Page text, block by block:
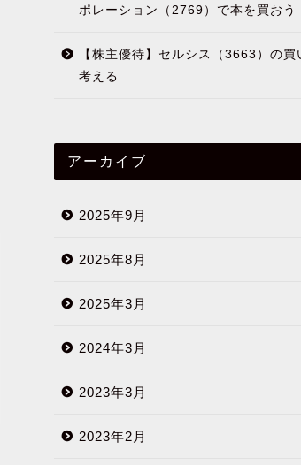
ポレーション（2769）で本を買おう
【株主優待】セルシス（3663）の買
考える
アーカイブ
2025年9月
2025年8月
2025年3月
2024年3月
2023年3月
2023年2月